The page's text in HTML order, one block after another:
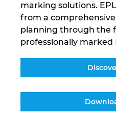
marking solutions.
from a
planning through the
professionally marked